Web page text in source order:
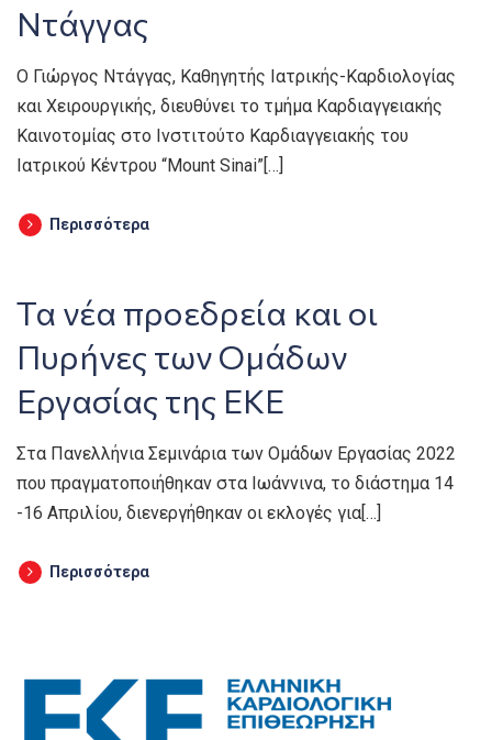
Ντάγγας
Ο Γιώργος Ντάγγας, Καθηγητής Ιατρικής-Καρδιολογίας
και Χειρουργικής, διευθύνει το τμήμα Καρδιαγγειακής
Καινοτομίας στο Ινστιτούτο Καρδιαγγειακής του
Ιατρικού Κέντρου “Mount Sinai”[…]
Περισσότερα
Τα νέα προεδρεία και οι
Πυρήνες των Ομάδων
Εργασίας της ΕΚΕ
Στα Πανελλήνια Σεμινάρια των Ομάδων Εργασίας 2022
που πραγματοποιήθηκαν στα Ιωάννινα, το διάστημα 14
-16 Απριλίου, διενεργήθηκαν οι εκλογές για[…]
Περισσότερα